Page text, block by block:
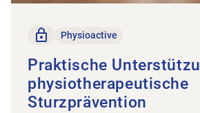
Nur für Mitglieder
Physioactive
Praktische
physiotherapeutische
Sturzprävention